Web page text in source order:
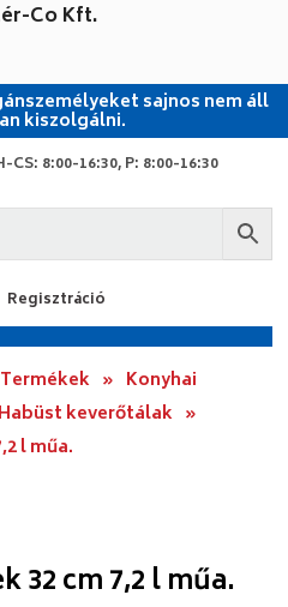
sajnos nem áll
kiszolgálni.
CS: 8:00-16:30, P: 8:00-16:30
Regisztráció
» Konyhai
Habüst keverőtálak »
l műa.
32 cm 7,2 l műa.